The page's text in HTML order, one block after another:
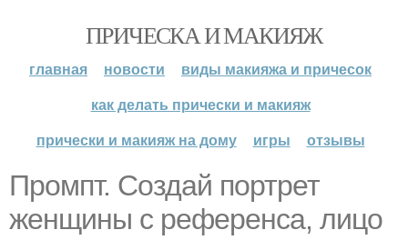
ПРИЧЕСКА И МАКИЯЖ
главная новости
виды макияжа и причесок
как делать прически и макияж
прически и макияж на дому
игры отзывы
Промпт. Создай портрет
женщины с референса, лицо